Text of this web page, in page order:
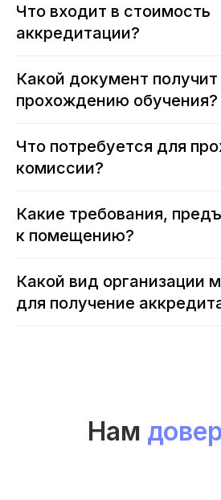
Что входит в стоимость
аккредитации?
Какой документ получит
прохождению обучения?
Что потребуется для
комиссии?
Какие требования,
к помещению?
Какой вид организации
для получение
Нам